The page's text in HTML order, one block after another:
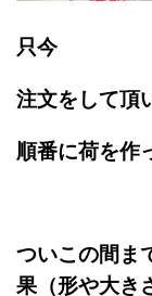
只今
注文をして頂
順番に荷を作
ついこの間ま
果（形や大き